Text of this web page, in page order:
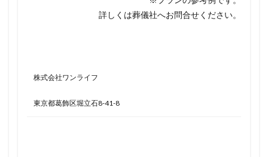
詳しくは葬儀社へお問合せください。
株式会社ワンライフ
東京都葛飾区堀立石8-41-8